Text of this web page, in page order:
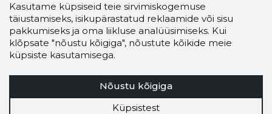
Kasutame küpsiseid teie sirvimiskogemuse
täiustamiseks, isikupärastatud reklaamide või sisu
pakkumiseks ja oma liikluse analüüsimiseks. Kui
klõpsate "nõustu kõigiga", nõustute kõikide meie
küpsiste kasutamisega.
Nõustu kõigiga
Küpsistest